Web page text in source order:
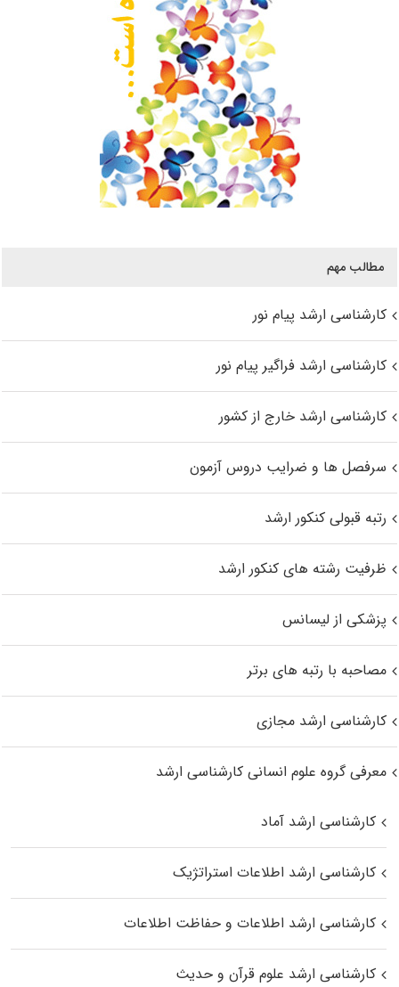
مطالب مهم
کارشناسی ارشد پیام نور
کارشناسی ارشد فراگیر پیام نور
کارشناسی ارشد خارج از کشور
سرفصل ها و ضرایب دروس آزمون
رتبه قبولی کنکور ارشد
ظرفیت رشته های کنکور ارشد
پزشکی از لیسانس
مصاحبه با رتبه های برتر
کارشناسی ارشد مجازی
معرفی گروه علوم انسانی کارشناسی ارشد
کارشناسی ارشد آماد
کارشناسی ارشد اطلاعات استراتژیک
کارشناسی ارشد اطلاعات و حفاظت اطلاعات
کارشناسی ارشد علوم قرآن و حدیث